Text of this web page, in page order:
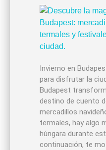
Invierno en
para disfrutar la
Budapest
destino de cuento
mercadillos
termales, hay algo
húngara durante
continuación, te